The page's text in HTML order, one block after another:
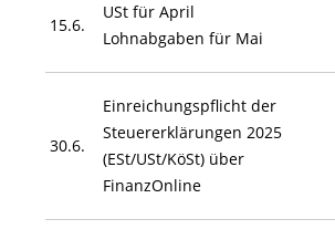
15.6.
USt für April
Lohnabgaben für Mai
30.6.
Einreichungspflicht der
Steuererklärungen 2025
(ESt/USt/KöSt) über
FinanzOnline